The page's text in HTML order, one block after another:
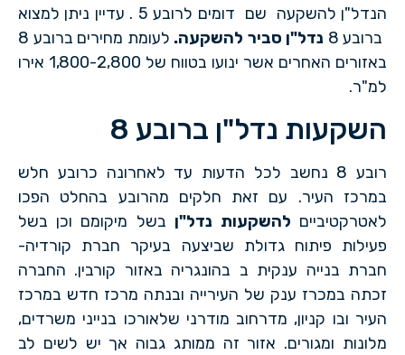
הנדל"ן להשקעה שם דומים לרובע 5 . עדיין ניתן למצוא
ברובע 8
נדל"ן סביר להשקעה.
לעומת מחירים ברובע 8
באזורים האחרים אשר ינועו בטווח של 1,800-2,800 אירו
למ"ר.
השקעות נדל"ן ברובע 8
רובע 8 נחשב לכל הדעות עד לאחרונה כרובע חלש
במרכז העיר. עם זאת חלקים מהרובע בהחלט הפכו
לאטרקטיביים להשקעות נדל"ן בשל מיקומם וכן בשל
פעילות פיתוח גדולת שביצעה בעיקר חברת קורדיה-
חברת בנייה ענקית ב בהונגריה באזור קורבין. החברה
זכתה במכרז ענק של העירייה ובנתה מרכז חדש במרכז
העיר ובו קניון, מדרחוב מודרני שלאורכו בנייני משרדים,
מלונות ומגורים. אזור זה ממותג גבוה אך יש לשים לב